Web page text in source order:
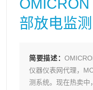
部放电监
简要描述：
仪器仪表网代理，
测系统。现在热卖